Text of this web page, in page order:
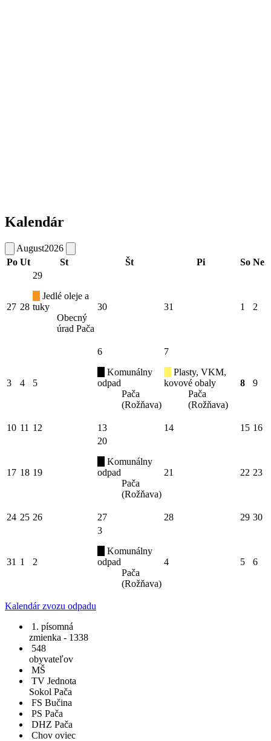
Kalendár
August2026
Po Ut St Št Pi So Ne
27 28
29
Jedlé oleje a
tuky
Obecný
úrad Pača
30 31 1 2
3 4 5
6
Komunálny
odpad
Pača
(Rožňava)
7
Plasty, VKM,
kovové obaly
Pača
(Rožňava)
8 9
10 11 12 13 14 15 16
17 18 19
20
Komunálny
odpad
Pača
(Rožňava)
21 22 23
24 25 26 27 28 29 30
31 1 2
3
Komunálny
odpad
Pača
(Rožňava)
4 5 6
Kalendár zvozu odpadu
1. písomná
zmienka - 1338
548
obyvateľov
MŠ
TV Jednota
Sokol Pača
FS Bučina
PS Pača
DHZ Pača
Chov oviec